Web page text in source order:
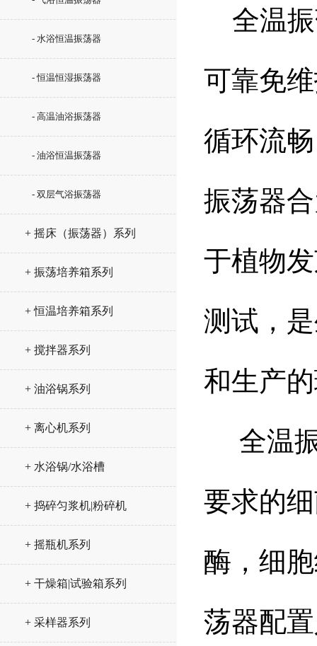
- 水浴恒温振荡器
- 恒温恒湿振荡器
- 高温油浴振荡器
- 油浴恒温振荡器
- 双层气浴振荡器
+ 摇床（振荡器）系列
+ 振荡培养箱系列
+ 恒温培养箱系列
+ 搅拌器系列
+ 油浴锅系列
+ 离心机系列
+ 水浴锅/水浴槽
+ 捣碎匀浆机|粉碎机
+ 摇瓶机系列
+ 干燥箱|试验箱系列
+ 采样器系列
全温振
可靠免
循环流
振荡器
于植物
测试，
和生产
全温振
要求的
酶，细
荡器配